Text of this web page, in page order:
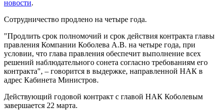
новости.
Сотрудничество продлено на четыре года.
"Продлить срок полномочий и срок действия контракта главы
правления Компании Коболева А.В. на четыре года, при
условии, что глава правления обеспечит выполнение всех
решений наблюдательного сонета согласно требованиям его
контракта", – говорится в выдержке, направленной НАК в
адрес Кабинета Министров.
Действующий годовой контракт с главой НАК Коболевым
завершается 22 марта.